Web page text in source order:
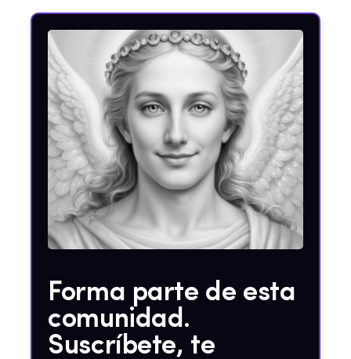
Forma parte de esta
comunidad.
Suscríbete, te